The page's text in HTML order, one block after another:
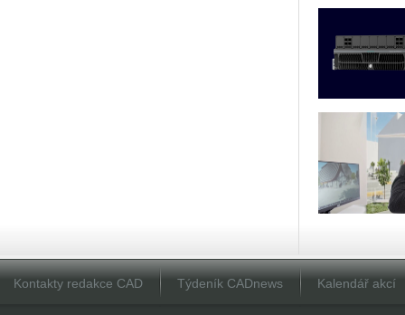
Kontakty redakce CAD Týdeník CADnews Kalendář akcí